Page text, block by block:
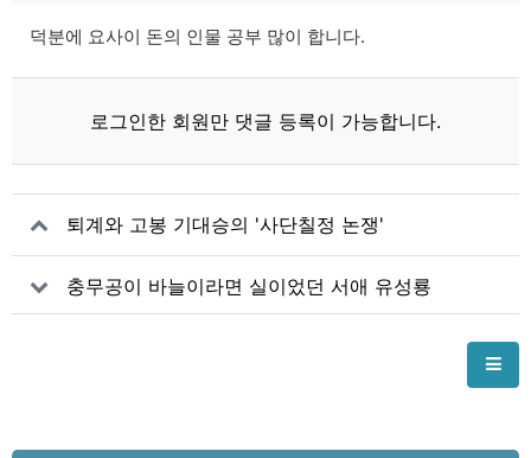
덕분에 요사이 돈의 인물 공부 많이 합니다.
로그인한 회원만 댓글 등록이 가능합니다.
퇴계와 고봉 기대승의 '사단칠정 논쟁'
충무공이 바늘이라면 실이었던 서애 유성룡